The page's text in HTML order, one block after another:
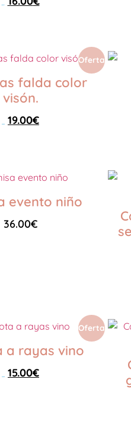
Oferta
falda color
visón.
19.00€
evento niño
36.00€
Oferta
a rayas vino
15.00€